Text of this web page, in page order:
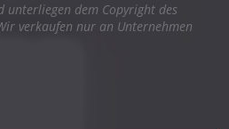
unterliegen dem Copyright des
verkaufen nur an Unternehmen